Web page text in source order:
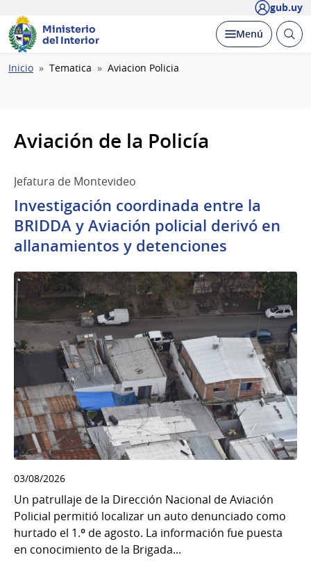
gub.uy
Ministerio
del Interior
Desplegar
Menú Abrir
Ruta
Inicio Tematica Aviacion Policia
Aviación de la Policía
Jefatura de Montevideo
Investigación coordinada entre la
BRIDDA y Aviación policial derivó en
allanamientos y detenciones
03/08/2026
Un patrullaje de la Dirección Nacional de Aviación
Policial permitió localizar un auto denunciado como
hurtado el 1.º de agosto. La información fue puesta
en conocimiento de la Brigada...